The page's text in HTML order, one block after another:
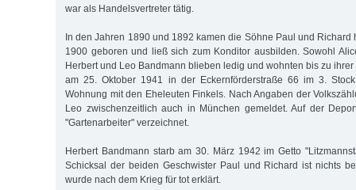
war als Handelsvertreter tätig.
In den Jahren 1890 und 1892 kamen die Söhne Paul und Richard
1900 geboren und ließ sich zum Konditor ausbilden. Sowohl
Herbert und Leo Bandmann blieben ledig und wohnten bis zu
am 25. Oktober 1941 in der Eckernförderstraße 66 im 3.
Wohnung mit den Eheleuten Finkels. Nach Angaben der
Leo zwischenzeitlich auch in München gemeldet. Auf der
"Gartenarbeiter" verzeichnet.
Herbert Bandmann starb am 30. März 1942 im Getto
Schicksal der beiden Geschwister Paul und Richard ist nichts
wurde nach dem Krieg für tot erklärt.